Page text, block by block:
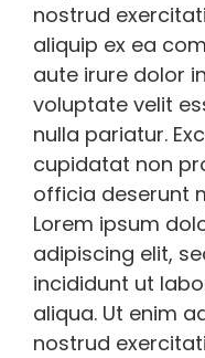
nostrud
aliquip ex ea
aute irure dolor
voluptate velit
nulla pariatur.
cupidatat non
officia deserunt
Lorem ipsum
adipiscing elit,
incididunt ut
aliqua. Ut enim
nostrud